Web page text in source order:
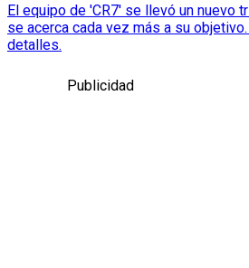
El equipo de 'CR7' se llevó un nuevo
se acerca cada vez más a su
detalles.
Publicidad